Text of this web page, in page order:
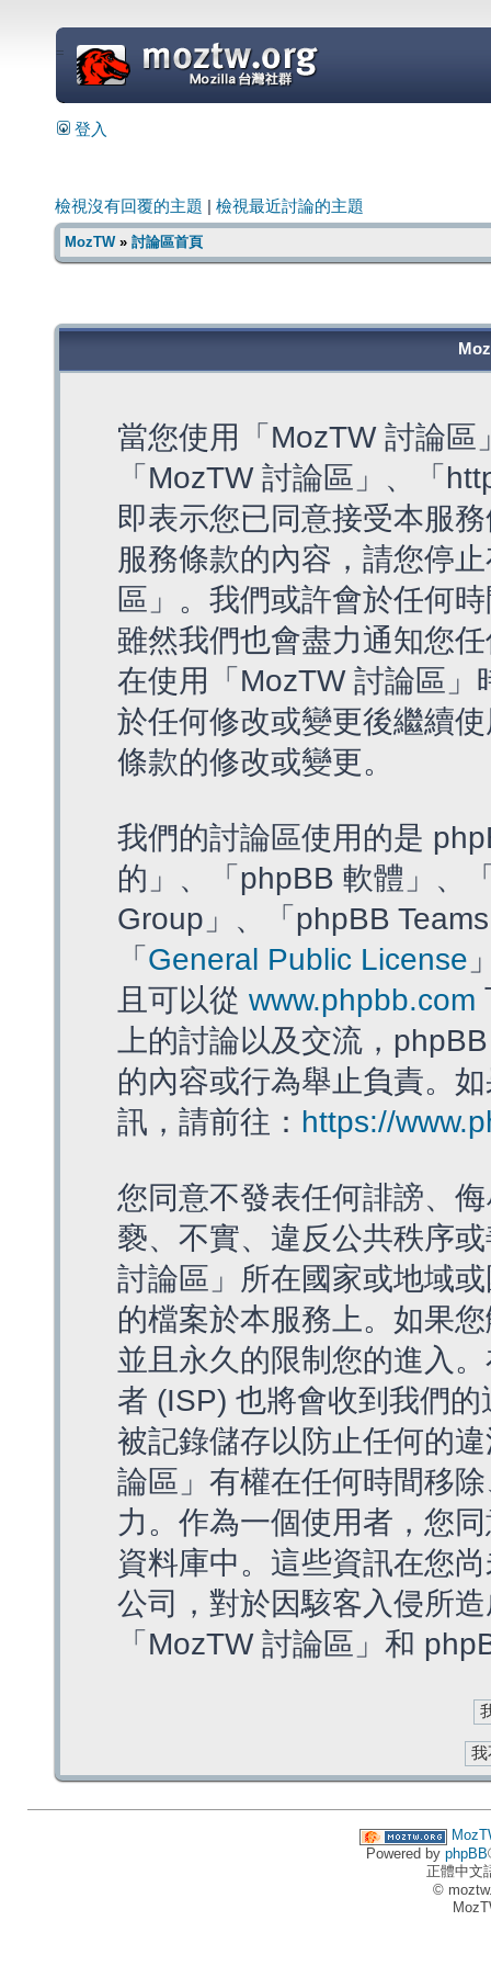
=
登入
檢視沒有回覆的主題 檢視最近討論的主題
MozTW» 討論區首頁
當您使用「MozTW 討論
「MozTW 討論區」、「
即表示您已同意接受本服
服務條款的內容，請您停
區」。我們或許會於任何
雖然我們也會盡力通知您
在使用「MozTW 討論區
於任何修改或變更後繼續
條款的修改或變更。
我們的討論區使用的是
的」、「phpBB 軟體」、
Group」、「phpBB
「 General Public License
且可以從 www.phpbb.com
上的討論以及交流，
的內容或行為舉止負責。
訊，請前往： https://
您同意不發表任何誹謗、
褻、不實、違反公共秩序
討論區」所在國家或地域
的檔案於本服務上。如果
並且永久的限制您的進入
者 (ISP) 也將會收到我們
被記錄儲存以防止任何的
論區」有權在任何時間移
力。作為一個使用者，您
資料庫中。這些資訊在您
公司，對於因駭客入侵所
「MozTW 討論區」和
Powered by phpBB
正體中文
©